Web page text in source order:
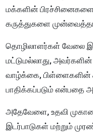
மக்களின்
கருத்துகளை
தொழிலாளர்கள் வேலை
மட்டுமல்லாது,
வாழ்க்கை, பிள்ளைகளின்
பாதிக்கப்படும் என்பதை
அதேவேளை, உதவி
இடர்பாடுகள் மற்றும்